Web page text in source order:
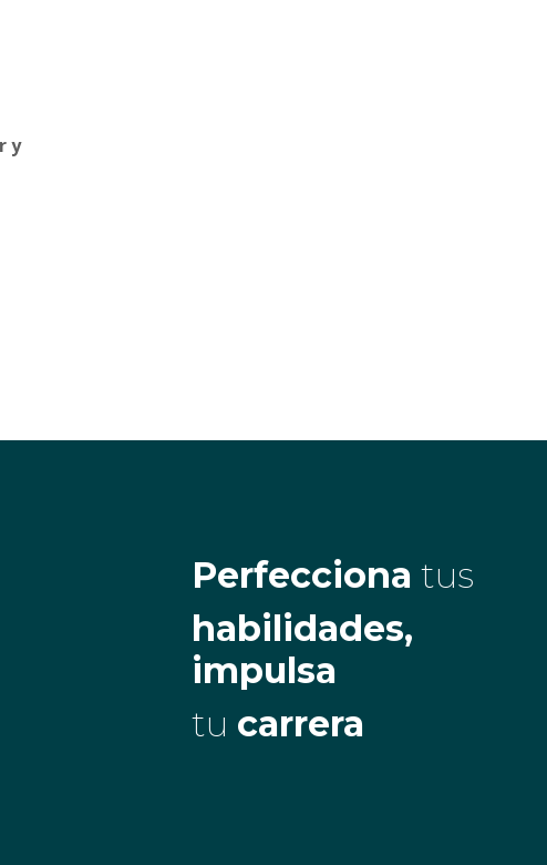
y
Perfecciona tus
habilidades,
impulsa
tu carrera